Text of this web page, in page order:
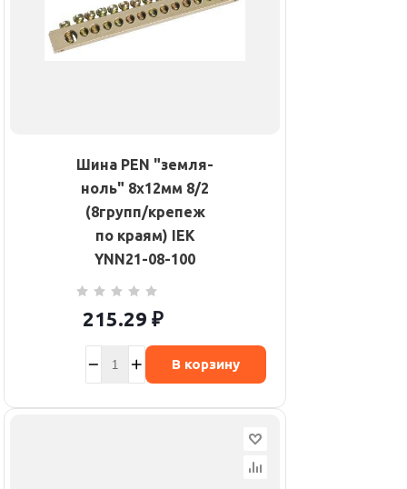
Шина PEN "земля-
ноль" 8х12мм 8/2
(8групп/крепеж
по краям) IEK
YNN21-08-100
215.29 ₽
В корзину